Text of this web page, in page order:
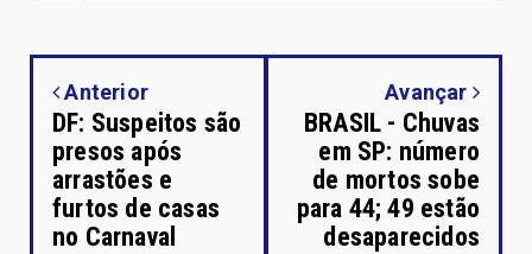
Anterior
DF: Suspeitos são
presos após
arrastões e
furtos de casas
no Carnaval
Avançar
BRASIL - Chuvas
em SP: número
de mortos sobe
para 44; 49 estão
desaparecidos